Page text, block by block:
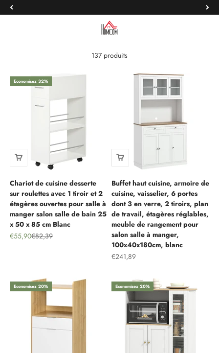
Passer au contenu
HOMCOM FRANCE
Buffets, dessertes, tables et rangements — des solutions
fonctionnelles et élégantes pour cuisiner avec style et organiser votre
espace sans effort. Que vous viviez seul ou en famille, tout est pensé
137 produits
Economisez 32%
Chariot de cuisine desserte
sur roulettes avec 1 tiroir et 2
étagères ouvertes pour salle à
manger salon salle de bain 25
x 50 x 85 cm Blanc
Prix de vente
€55,90Prix normal
€82,39
Buffet haut cuisine, armoire de
cuisine, vaisselier, 6 portes
dont 3 en verre, 2 tiroirs, plan
de travail, étagères réglables,
meuble de rangement pour
salon salle à manger,
100x40x180cm, blanc
Prix de vente
€241,89
Economisez 20% Economisez 20%